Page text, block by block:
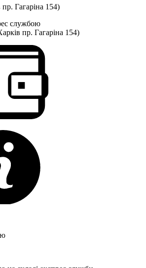
Гагаріна 154)
службою
пр. Гагаріна 154)